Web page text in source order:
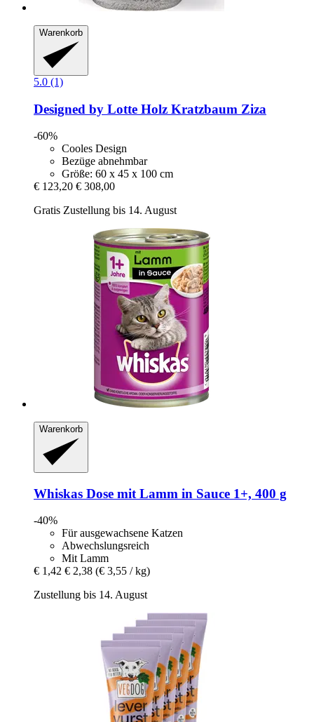
Warenkorb
5.0 (1)
Designed by Lotte Holz Kratzbaum Ziza
-60%
Cooles Design
Bezüge abnehmbar
Größe: 60 x 45 x 100 cm
€ 123,20 € 308,00
Gratis Zustellung bis 14. August
Warenkorb
Whiskas Dose mit Lamm in Sauce 1+, 400 g
-40%
Für ausgewachsene Katzen
Abwechslungsreich
Mit Lamm
€ 1,42 € 2,38 (€ 3,55 / kg)
Zustellung bis 14. August